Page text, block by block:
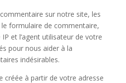
sur notre site, les
formulaire de commentaire,
et l’agent utilisateur de votre
pour nous aider à la
indésirables.
créée à partir de votre adresse